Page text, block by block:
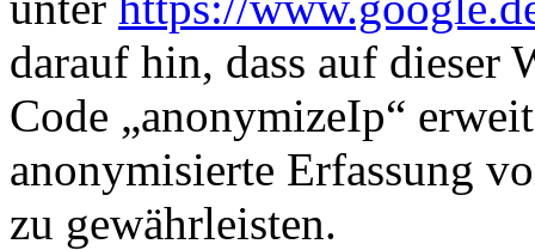
darauf hin, dass auf dieser
Code „anonymizeIp“
anonymisierte Erfassung
zu gewährleisten.